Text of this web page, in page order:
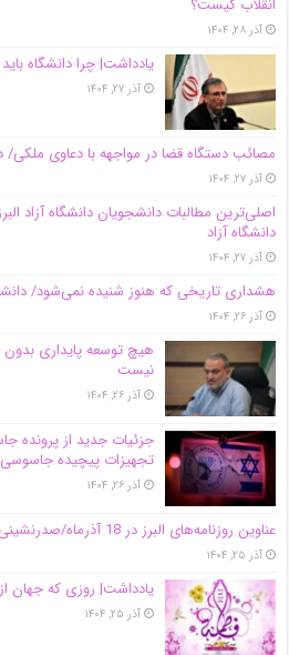
انقلاب کیست؟
آذر ۲۸, ۱۴۰۴
یادداشت| چرا دانشگاه
آذر ۲۷, ۱۴۰۴
مصائب دستگاه قضا در مواجهه با دعاوی ملکی/
آذر ۲۷, ۱۴۰۴
اصلی‌ترین مطالبات دانشجویان دانشگاه آزاد
دانشگاه آز‌اد
آذر ۲۷, ۱۴۰۴
هشداری تاریخی که هنوز شنیده نمی‌شود/
آذر ۲۶, ۱۴۰۴
هیچ توسعه پایداری
نیست
آذر ۲۶, ۱۴۰۴
جزئیات جدید از
تجهیزات پیچیده جاسوسی
آذر ۲۶, ۱۴۰۴
عناوین روزنامه‌های البرز در ‌18 آذرماه/صدرنشینی در ارائه خدمات زایمان بی‌درد
آذر ۲۵, ۱۴۰۴
یادداشت| روزی که جهان
آذر ۲۵, ۱۴۰۴